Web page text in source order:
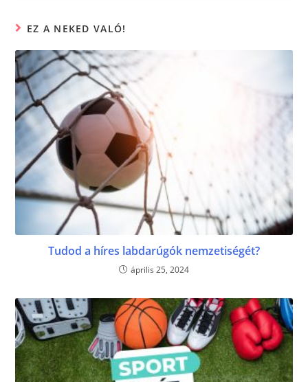
o
k
er
EZ A NEKED VALÓ!
Tudod a híres labdarúgók nemzetiségét?
április 25, 2024